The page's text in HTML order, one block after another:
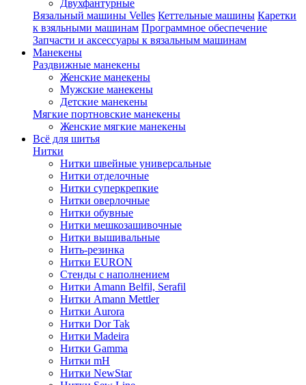
Двухфантурные
Вязальный машины Velles Кеттельные машины Каретки
к взяльными машинам Программное обеспечение
Запчасти и аксессуары к вязальным машинам
Манекены
Раздвижные манекены
Женские манекены
Мужские манекены
Детские манекены
Мягкие портновские манекены
Женские мягкие манекены
Всё для шитья
Нитки
Нитки швейные универсальные
Нитки отделочные
Нитки суперкрепкие
Нитки оверлочные
Нитки обувные
Нитки мешкозашивочные
Нитки вышивальные
Нить-резинка
Нитки EURON
Стенды с наполнением
Нитки Amann Belfil, Serafil
Нитки Amann Mettler
Нитки Aurora
Нитки Dor Tak
Нитки Madeira
Нитки Gamma
Нитки mH
Нитки NewStar